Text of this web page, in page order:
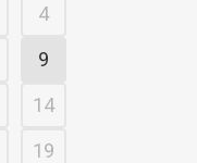
4
9
14
19